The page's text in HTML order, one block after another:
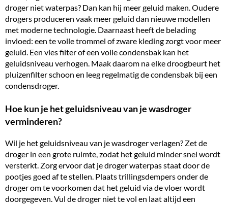
droger niet waterpas? Dan kan hij meer geluid maken. Oudere
drogers produceren vaak meer geluid dan nieuwe modellen
met moderne technologie. Daarnaast heeft de belading
invloed: een te volle trommel of zware kleding zorgt voor meer
geluid. Een vies filter of een volle condensbak kan het
geluidsniveau verhogen. Maak daarom na elke droogbeurt het
pluizenfilter schoon en leeg regelmatig de condensbak bij een
condensdroger.
Hoe kun je het geluidsniveau van je wasdroger
verminderen?
Wil je het geluidsniveau van je wasdroger verlagen? Zet de
droger in een grote ruimte, zodat het geluid minder snel wordt
versterkt. Zorg ervoor dat je droger waterpas staat door de
pootjes goed af te stellen. Plaats trillingsdempers onder de
droger om te voorkomen dat het geluid via de vloer wordt
doorgegeven. Vul de droger niet te vol en laat altijd een